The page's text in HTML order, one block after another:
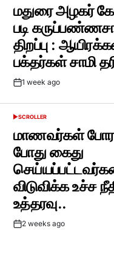
மதுரை அழகர்
படி
திறப்பு :
பக்தர்கள் சாமி
Post1 week ago
POSTED
SCROLLER
மாணவர்கள்
போது கைது
விடுவிக்க உச்ச
உத்தரவு..
Post2 weeks ago